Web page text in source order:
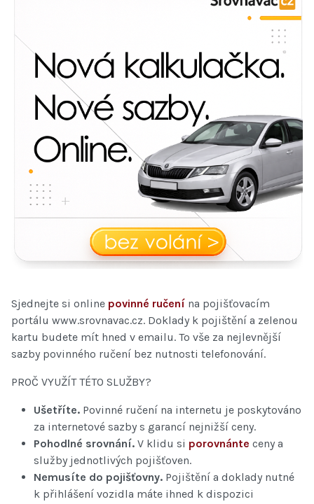
Sjednejte si online povinné ručení na pojišťovacím
portálu www.srovnavac.cz. Doklady k pojištění a zelenou
kartu budete mít hned v emailu. To vše za nejlevnější
sazby povinného ručení bez nutnosti telefonování.
PROČ VYUŽÍT TÉTO SLUŽBY?
Ušetříte. Povinné ručení na internetu je poskytováno
za internetové sazby s garancí nejnižší ceny.
Pohodlné srovnání. V klidu si porovnánte ceny a
služby jednotlivých pojišťoven.
Nemusíte do pojišťovny. Pojištění a doklady nutné
k přihlášení vozidla máte ihned k dispozici